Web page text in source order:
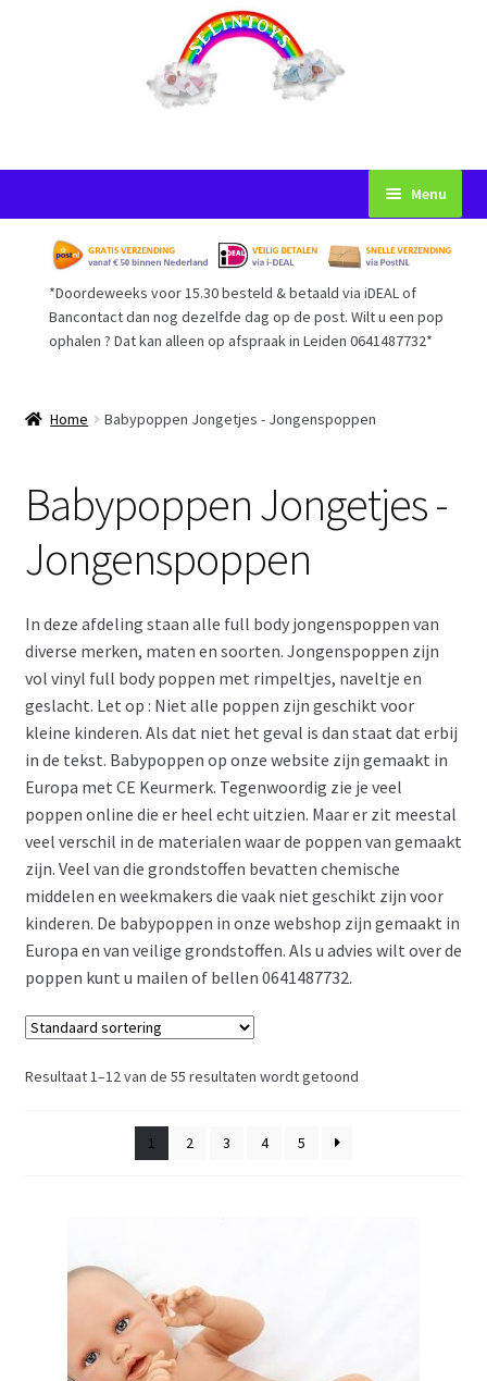
naar
navigatie
inhoud
Menu
Startpagina
Voorwaarden
Afrekenen
*Doordeweeks voor 15.30 besteld & betaald via iDEAL of
Bancontact dan nog dezelfde dag op de post. Wilt u een pop
ophalen ? Dat kan alleen op afspraak in Leiden 0641487732*
Home Babypoppen Jongetjes - Jongenspoppen
Babypoppen Jongetjes -
Jongenspoppen
In deze afdeling staan alle full body jongenspoppen van
diverse merken, maten en soorten. Jongenspoppen zijn
vol vinyl full body poppen met rimpeltjes, naveltje en
geslacht. Let op : Niet alle poppen zijn geschikt voor
kleine kinderen. Als dat niet het geval is dan staat dat erbij
in de tekst. Babypoppen op onze website zijn gemaakt in
Europa met CE Keurmerk. Tegenwoordig zie je veel
poppen online die er heel echt uitzien. Maar er zit meestal
veel verschil in de materialen waar de poppen van gemaakt
zijn. Veel van die grondstoffen bevatten chemische
middelen en weekmakers die vaak niet geschikt zijn voor
kinderen. De babypoppen in onze webshop zijn gemaakt in
Europa en van veilige grondstoffen. Als u advies wilt over de
poppen kunt u mailen of bellen 0641487732.
Resultaat 1–12 van de 55 resultaten wordt getoond
1 2 3 4 5